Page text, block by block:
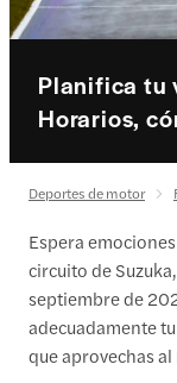
Planifica tu
Horarios,
Deportes de motor
Espera
circuito de
septiembre de
adecuadamente
que aprovechas